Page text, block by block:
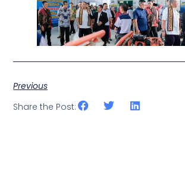
Previous
Share the Post: